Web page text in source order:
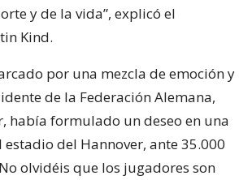
y de la vida”, explicó el
Kind.
por una mezcla de emoción y
de la Federación Alemana,
había formulado un deseo en una
estadio del Hannover, ante 35.000
olvidéis que los jugadores son